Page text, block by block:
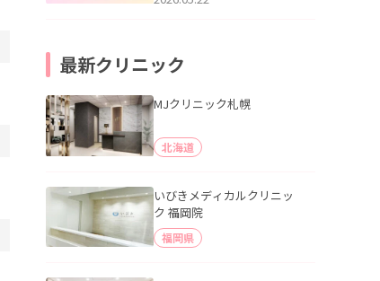
最新クリニック
MJクリニック札幌
北海道
いびきメディカルクリニッ
ク 福岡院
福岡県